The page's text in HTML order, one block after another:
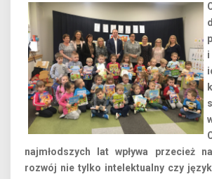
i
najmłodszych lat wpływa przecież
rozwój nie tylko intelektualny czy